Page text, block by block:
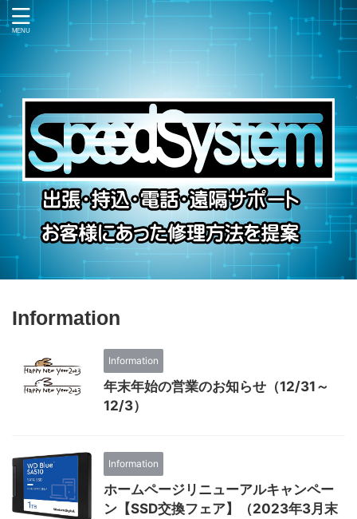
Information
Information
年末年始の営業のお知らせ（12/31～
12/3）
Information
ホームページリニューアルキャンペー
ン【SSD交換フェア】（2023年3月末